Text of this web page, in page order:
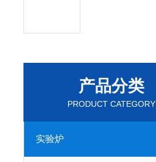
产品分类
PRODUCT CATEGORY
实验炉